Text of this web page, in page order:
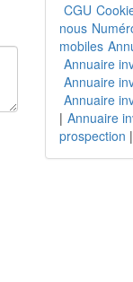
CGU
nous
mobiles
Annuaire
Annuaire
Annuaire
| Annuaire
prospection |